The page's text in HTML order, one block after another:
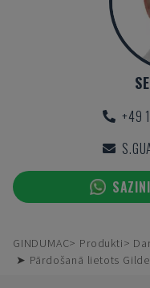
+49
GINDUMAC Produkti
➤ Pārdošanā lietots